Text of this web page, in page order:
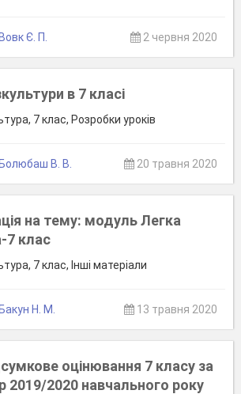
Вовк Є. П. 2 червня 2020
в 7 класі
7 клас, Розробки уроків
Болюбаш В. В. 20 травня 2020
на тему: модуль Легка
7 клас
7 клас, Інші матеріали
Бакун Н. М. 13 травня 2020
оцінювання 7 класу за
2019/2020 навчального року